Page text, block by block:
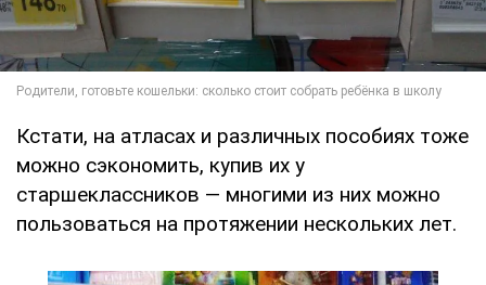
Кстати, на атласах и различных пособиях тоже
можно сэкономить, купив их у
старшеклассников — многими из них можно
пользоваться на протяжении нескольких лет.